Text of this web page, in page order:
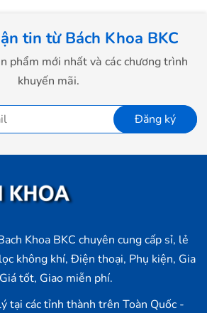
tin từ Bách Khoa BKC
phẩm mới nhất và các chương trình
khuyến mãi.
Đăng ký
Khoa BKC chuyên cung cấp sỉ, lẻ
không khí, Điện thoại, Phụ kiện, Gia
tốt, Giao miễn phí.
tại các tỉnh thành trên Toàn Quốc -